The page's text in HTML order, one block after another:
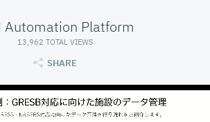
Automation Platform
13,962 TOTAL VIEWS
SHARE